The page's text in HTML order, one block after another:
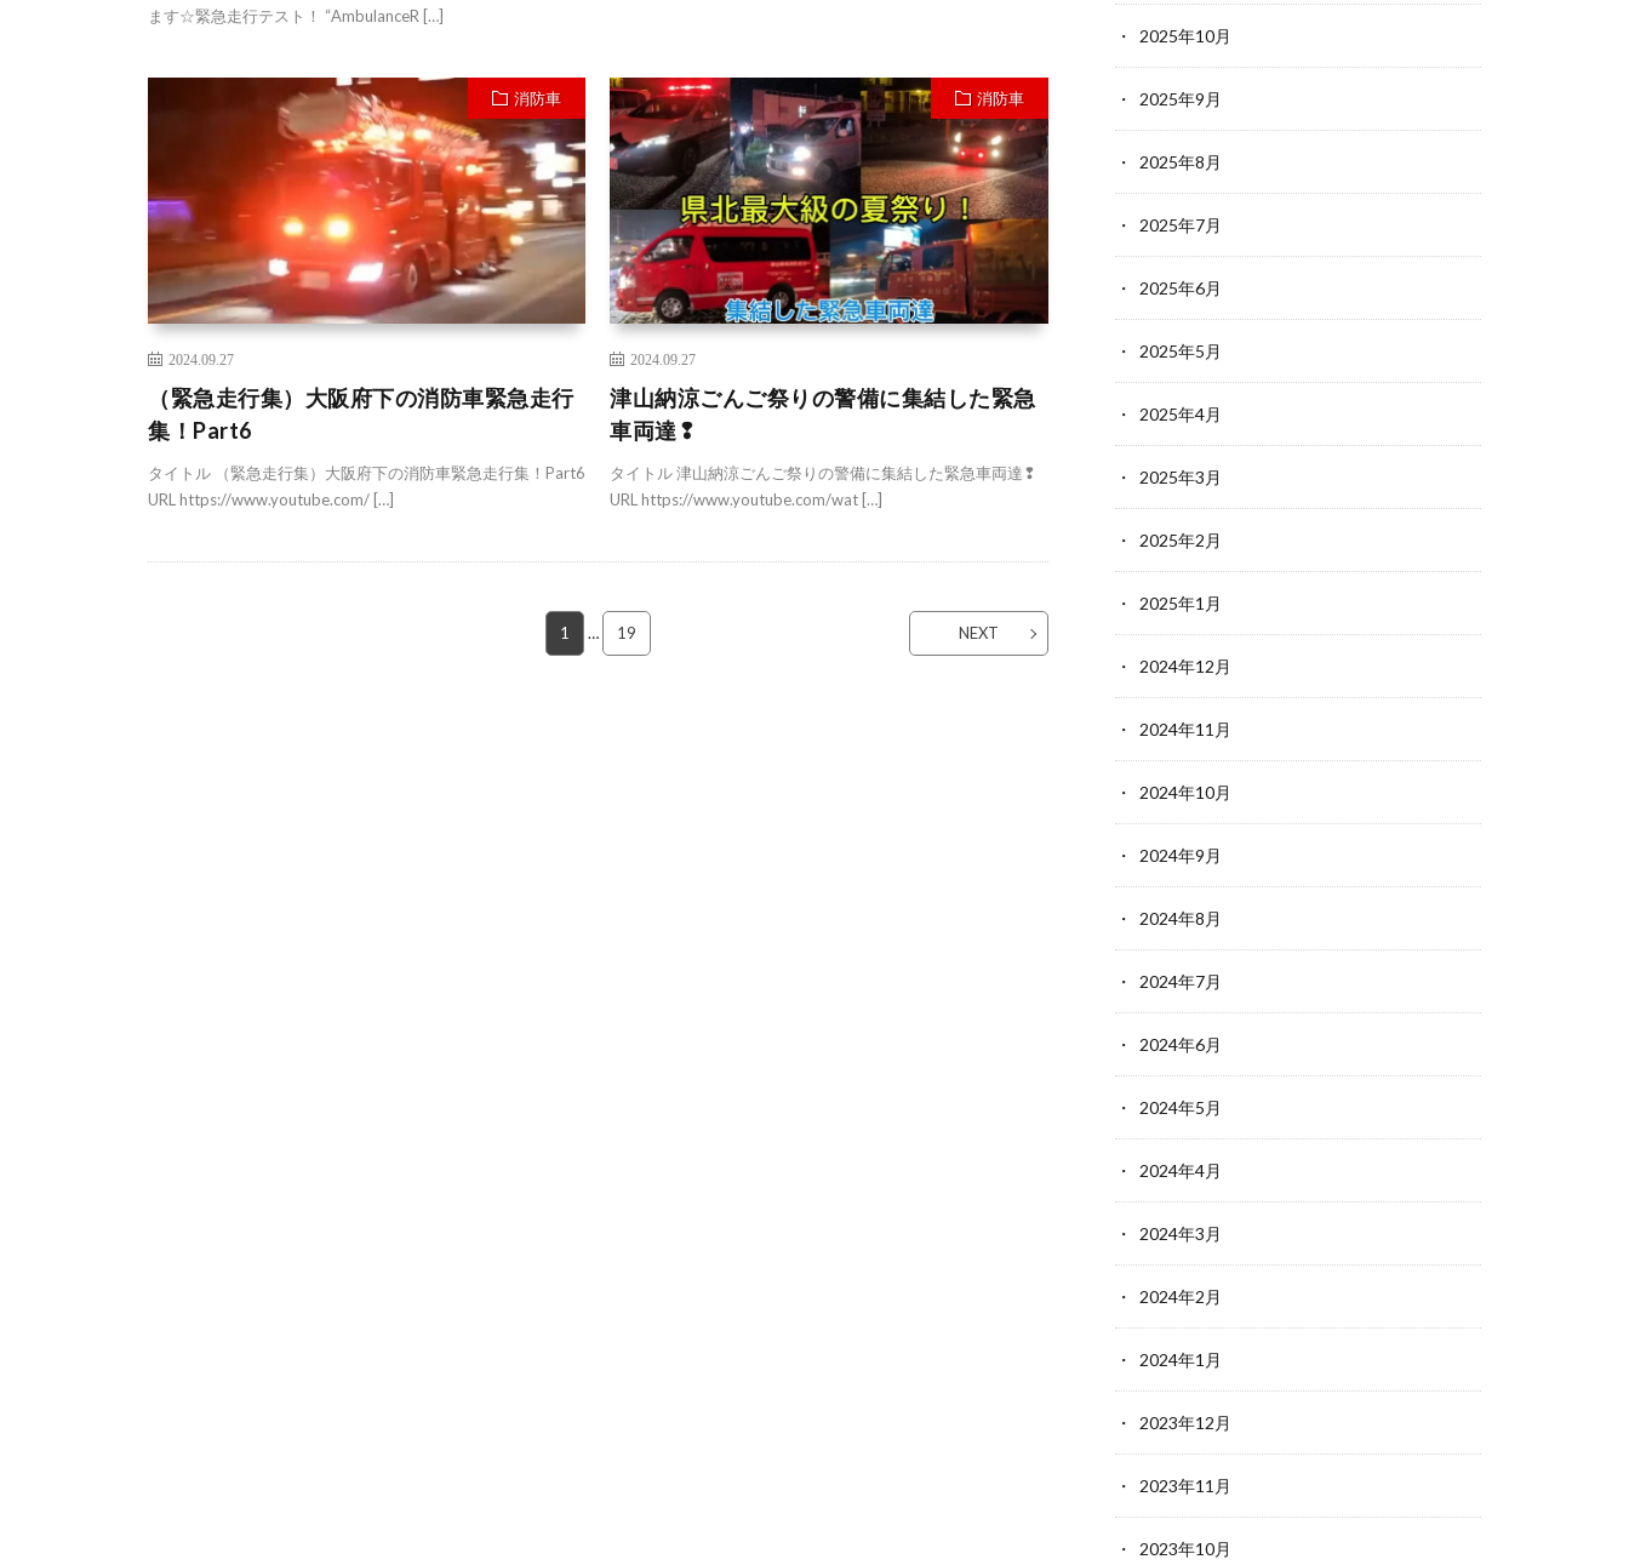
ます☆緊急走行テスト！ “AmbulanceR […]
消防車
2024.09.27
（緊急走行集）大阪府下の消防車緊急走行
集！Part6
タイトル （緊急走行集）大阪府下の消防車緊急走行集！Part6
URL https://www.youtube.com/ […]
消防車
2024.09.27
津山納涼ごんご祭りの警備に集結した緊急
車両達❢
タイトル 津山納涼ごんご祭りの警備に集結した緊急車両達❢
URL https://www.youtube.com/wat […]
1 … 19 NEXT
2025年10月
2025年9月
2025年8月
2025年7月
2025年6月
2025年5月
2025年4月
2025年3月
2025年2月
2025年1月
2024年12月
2024年11月
2024年10月
2024年9月
2024年8月
2024年7月
2024年6月
2024年5月
2024年4月
2024年3月
2024年2月
2024年1月
2023年12月
2023年11月
2023年10月